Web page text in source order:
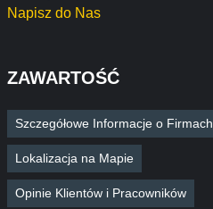
Napisz do Nas
ZAWARTOŚĆ
Szczegółowe Informacje o Firmach
Lokalizacja na Mapie
Opinie Klientów i Pracowników